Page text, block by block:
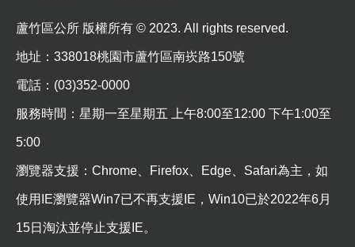
箱
常
見
問
題
桃
園
政
府
蘆竹區公所 版權所有 © 2023. All rights reserved.
地址 ：338018桃園市蘆竹區南崁路150號
電話：(03)352-0000
服務時間：星期一至星期五 上午8:00至12:00 下午1:00至
5:00
瀏覽器支援：Chrome、Firefox、Edge、Safari為主，如
使用IE瀏覽器Win7已不再支援IE，Win10已於2022年6月
15日淘汰並停止支援IE。